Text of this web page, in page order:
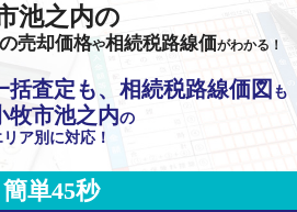
池之内の
売却価格や相続税路線価がわかる！
括査定も、相続税路線価図 も
牧市池之内の
リア別に対応！
簡単45秒